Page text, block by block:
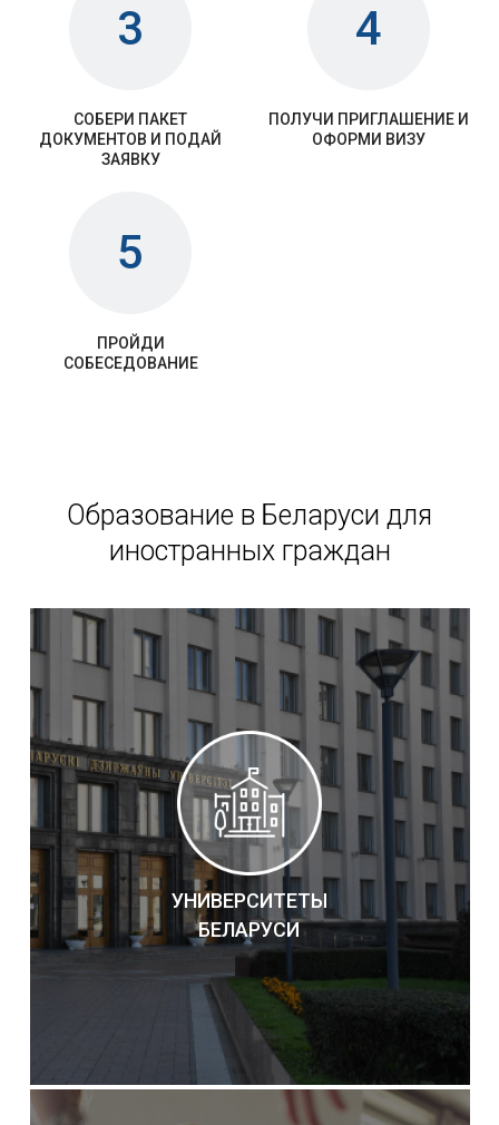
3
СОБЕРИ ПАКЕТ
ДОКУМЕНТОВ И ПОДАЙ
ЗАЯВКУ
4
ПОЛУЧИ ПРИГЛАШЕНИЕ И
ОФОРМИ ВИЗУ
5
ПРОЙДИ
СОБЕСЕДОВАНИЕ
Образование в Беларуси для
иностранных граждан
УНИВЕРСИТЕТЫ
БЕЛАРУСИ